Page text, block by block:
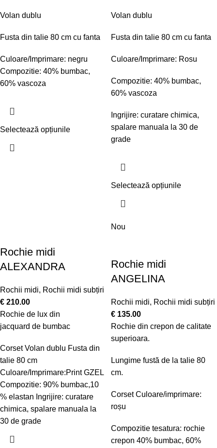
Volan dublu
Fusta din talie 80 cm cu fanta
Culoare/Imprimare: negru
Compozitie: 40% bumbac,
60% vascoza
Selectează opțiunile
Volan dublu
Fusta din talie 80 cm cu fanta
Culoare/Imprimare: Rosu
Compozitie: 40% bumbac,
60% vascoza
Ingrijire: curatare chimica,
spalare manuala la 30 de
grade
Selectează opțiunile
Rochie midi
ALEXANDRA
Rochii midi, Rochii midi subțiri
€ 210.00
Rochie de lux din
jacquard de bumbac
Corset Volan dublu Fusta din
talie 80 cm
Culoare/Imprimare:Print GZEL
Compozitie: 90% bumbac,10
% elastan Ingrijire: curatare
chimica, spalare manuala la
30 de grade
Nou
Rochie midi
ANGELINA
Rochii midi, Rochii midi subțiri
€ 135.00
Rochie din crepon de calitate
superioara.
Lungime fustă de la talie 80
cm.
Corset Culoare/imprimare:
roșu
Compozitie tesatura: rochie
crepon 40% bumbac, 60%